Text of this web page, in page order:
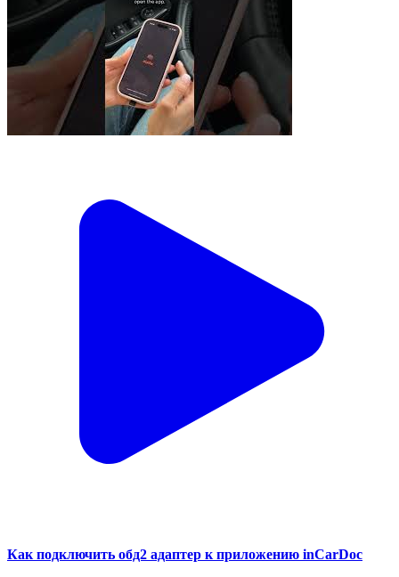
Как подключить обд2 адаптер к приложению inCarDoc